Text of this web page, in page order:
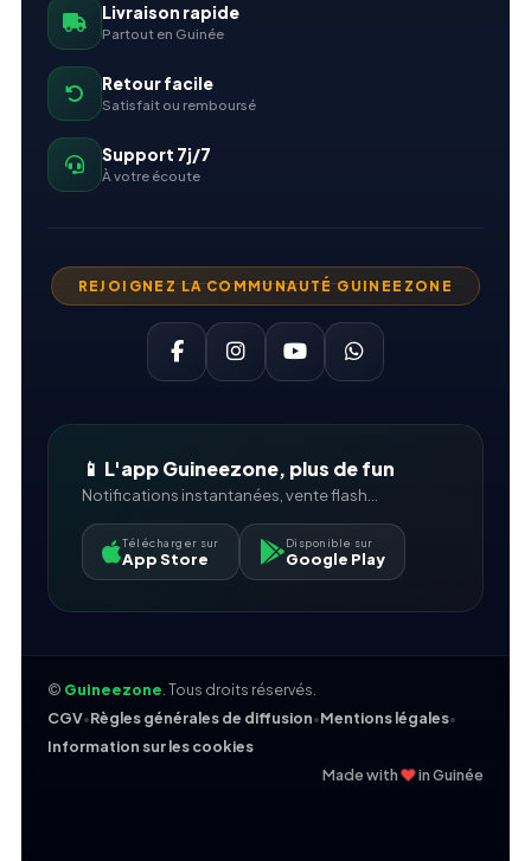
Livraison rapide
Partout en Guinée
Retour facile
Satisfait ou remboursé
Support 7j/7
À votre écoute
REJOIGNEZ LA COMMUNAUTÉ GUINEEZONE
📱 L'app Guineezone, plus de fun
Notifications instantanées, vente flash...
Télécharger sur
App Store
Disponible sur
Google Play
© Guineezone . Tous droits réservés.
CGV•Règles générales de diffusion•Mentions légales•
Information sur les cookies
Made with❤in Guinée